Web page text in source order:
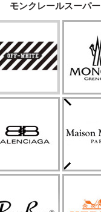
モンクレールスーパ